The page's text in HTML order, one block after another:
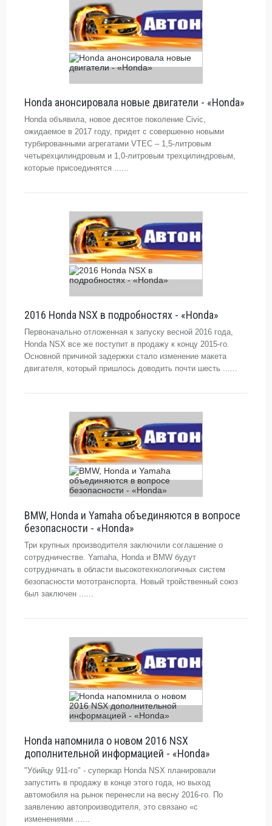
Honda анонсировала новые двигатели - «Honda»
Honda объявила, новое десятое поколение Civic,
ожидаемое в 2017 году, придет с совершенно новыми
турбированными агрегатами VTEC – 1,5-литровым
четырехцилиндровым и 1,0-литровым трехцилиндровым,
которые присоединятся ......
2016 Honda NSX в подробностях - «Honda»
Первоначально отложенная к запуску весной 2016 года,
Honda NSX все же поступит в продажу к концу 2015-го.
Основной причиной задержки стало изменение макета
двигателя, который пришлось доводить почти шесть ......
BMW, Honda и Yamaha объединяются в вопросе
безопасности - «Honda»
Три крупных производителя заключили соглашение о
сотрудничестве. Yamaha, Honda и BMW будут
сотрудничать в области высокотехнологичных систем
безопасности мототранспорта. Новый тройственный союз
был заключен ......
Honda напомнила о новом 2016 NSX
дополнительной информацией - «Honda»
"Убийцу 911-го" - суперкар Honda NSX планировали
запустить в продажу в конце этого года, но выход
автомобиля на рынок перенесли на весну 2016-го. По
заявлению автопроизводителя, это связано «с
изменениями ......